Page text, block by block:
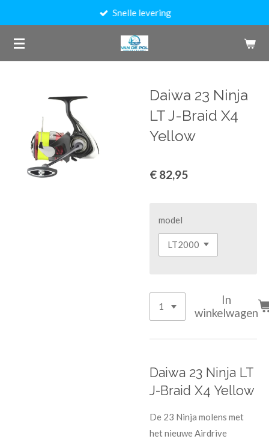
naar
de
Snelle levering
Daiwa 23 Ninja
LT J-Braid X4
Yellow
€ 82,95
model
In
winkelwagen
Daiwa 23 Ninja LT
J-Braid X4 Yellow
De 23 Ninja molens met
het nieuwe Airdrive